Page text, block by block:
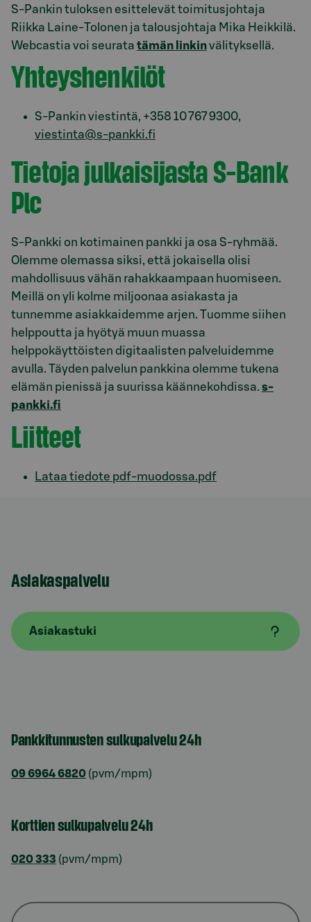
S-Pankin tuloksen esittelevät toimitusjohtaja
Riikka Laine-Tolonen ja talousjohtaja Mika Heikkilä.
Webcastia voi seurata tämän linkinvälityksellä.
Yhteyshenkilöt
S-Pankin viestintä, +358 10 767 9300,
viestinta@s-pankki.fi
Tietoja julkaisijasta S-Bank
Plc
S-Pankki on kotimainen pankki ja osa S-ryhmää.
Olemme olemassa siksi, että jokaisella olisi
mahdollisuus vähän rahakkaampaan huomiseen.
Meillä on yli kolme miljoonaa asiakasta ja
tunnemme asiakkaidemme arjen. Tuomme siihen
helppoutta ja hyötyä muun muassa
helppokäyttöisten digitaalisten palveluidemme
avulla. Täyden palvelun pankkina olemme tukena
elämän pienissä ja suurissa käännekohdissa. s-
pankki.fi
Liitteet
Lataa tiedote pdf-muodossa.pdf
Asiakaspalvelu
Asiakastuki
Pankkitunnusten sulkupalvelu 24h
09 6964 6820 (pvm/mpm)
Korttien sulkupalvelu 24h
020 333 (pvm/mpm)